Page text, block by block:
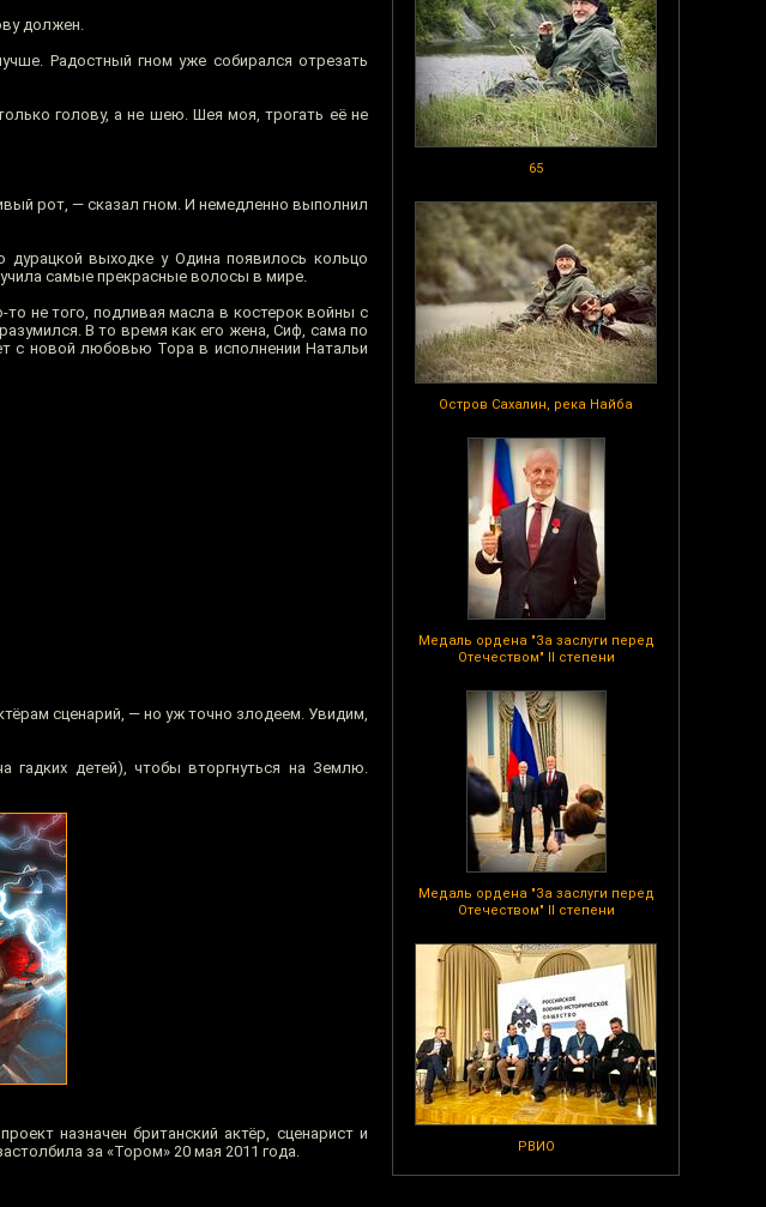
65
Остров Сахалин, река Найба
Медаль ордена "За заслуги перед
Отечеством" II степени
Медаль ордена "За заслуги перед
Отечеством" II степени
РВИО
должен.
Радостный гном уже собирался отрезать
голову, а не шею. Шея моя, трогать её не
рот, — сказал гном. И немедленно выполнил
выходке у Одина появилось кольцо
самые прекрасные волосы в мире.
не того, подливая масла в костерок войны с
В то время как его жена, Сиф, сама по
с новой любовью Тора в исполнении Натальи
сценарий, — но уж точно злодеем. Увидим,
гадких детей), чтобы вторгнуться на Землю.
назначен британский актёр, сценарист и
за «Тором» 20 мая 2011 года.